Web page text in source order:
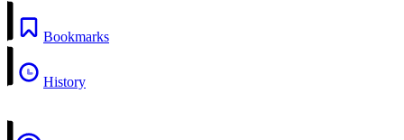
Bookmarks
History